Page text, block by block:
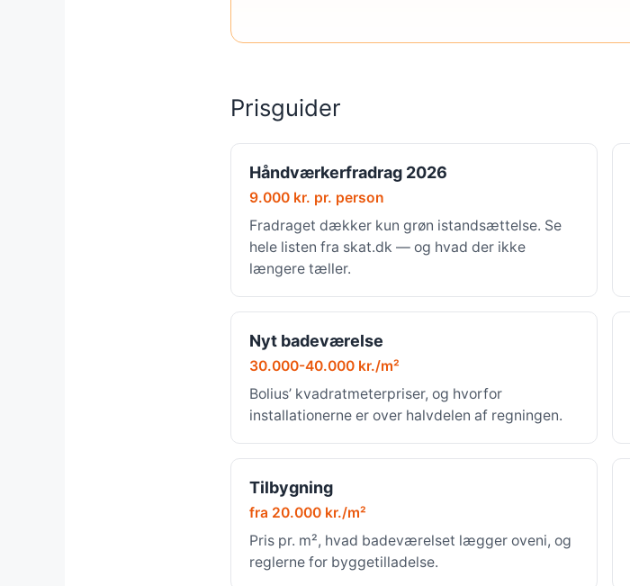
Prisguider
Håndværkerfradrag 2026
9.000 kr. pr. person
Fradraget dækker kun grøn istandsættelse. Se
hele listen fra skat.dk — og hvad der ikke
længere tæller.
Nyt badeværelse
30.000-40.000 kr./m²
Bolius’ kvadratmeterpriser, og hvorfor
installationerne er over halvdelen af regningen.
Tilbygning
fra 20.000 kr./m²
Pris pr. m², hvad badeværelset lægger oveni, og
reglerne for byggetilladelse.